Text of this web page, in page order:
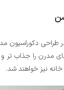
طراحی دکوراسیون
مدرن را جذاب
نیز خواهند شد.